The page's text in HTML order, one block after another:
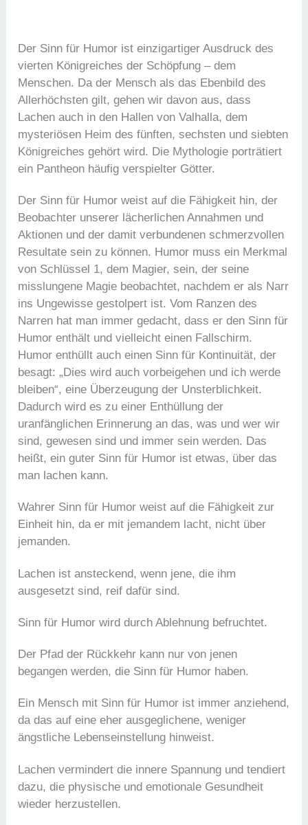
Der Sinn für Humor ist einzigartiger Ausdruck des
vierten Königreiches der Schöpfung – dem
Menschen. Da der Mensch als das Ebenbild des
Allerhöchsten gilt, gehen wir davon aus, dass
Lachen auch in den Hallen von Valhalla, dem
mysteriösen Heim des fünften, sechsten und siebten
Königreiches gehört wird. Die Mythologie porträtiert
ein Pantheon häufig verspielter Götter.
Der Sinn für Humor weist auf die Fähigkeit hin, der
Beobachter unserer lächerlichen Annahmen und
Aktionen und der damit verbundenen schmerzvollen
Resultate sein zu können. Humor muss ein Merkmal
von Schlüssel 1, dem Magier, sein, der seine
misslungene Magie beobachtet, nachdem er als Narr
ins Ungewisse gestolpert ist. Vom Ranzen des
Narren hat man immer gedacht, dass er den Sinn für
Humor enthält und vielleicht einen Fallschirm.
Humor enthüllt auch einen Sinn für Kontinuität, der
besagt: „Dies wird auch vorbeigehen und ich werde
bleiben“, eine Überzeugung der Unsterblichkeit.
Dadurch wird es zu einer Enthüllung der
uranfänglichen Erinnerung an das, was und wer wir
sind, gewesen sind und immer sein werden. Das
heißt, ein guter Sinn für Humor ist etwas, über das
man lachen kann.
Wahrer Sinn für Humor weist auf die Fähigkeit zur
Einheit hin, da er mit jemandem lacht, nicht über
jemanden.
Lachen ist ansteckend, wenn jene, die ihm
ausgesetzt sind, reif dafür sind.
Sinn für Humor wird durch Ablehnung befruchtet.
Der Pfad der Rückkehr kann nur von jenen
begangen werden, die Sinn für Humor haben.
Ein Mensch mit Sinn für Humor ist immer anziehend,
da das auf eine eher ausgeglichene, weniger
ängstliche Lebenseinstellung hinweist.
Lachen vermindert die innere Spannung und tendiert
dazu, die physische und emotionale Gesundheit
wieder herzustellen.